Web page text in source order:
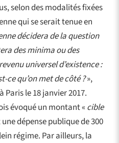
selon des modalités fixées
qui se serait tenue en
décidera de la question
des minima ou des
universel d’existence :
ce qu’on met de côté ?»,
le 18 janvier 2017.
évoqué un montant «cible
dépense publique de 300
régime. Par ailleurs, la